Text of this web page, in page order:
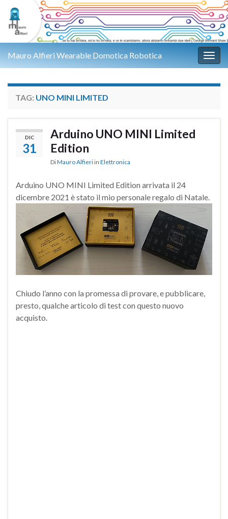
Mauro Alfieri Wearable Domotica Robotica
TAG: UNO MINI LIMITED
DIC
31
Arduino UNO MINI Limited
Edition
DiMauro Alfieri in Elettronica
Arduino UNO MINI Limited Edition arrivata il 24
dicembre 2021 è stato il mio personale regalo di Natale.
Chiudo l’anno con la promessa di provare, e pubblicare,
presto, qualche articolo di test con questo nuovo
acquisto.